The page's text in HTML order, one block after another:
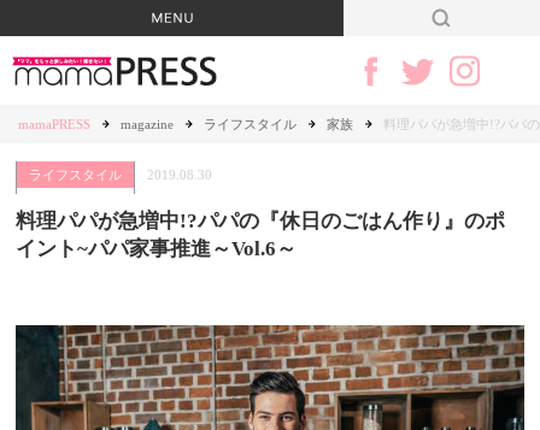
mamaPRESS magazine ライフスタイル 家族 料理パパが急増中!?パパ
ライフスタイル 2019.08.30
料理パパが急増中!?パパの『休日のごはん作り』のポ
イント~パパ家事推進～Vol.6～